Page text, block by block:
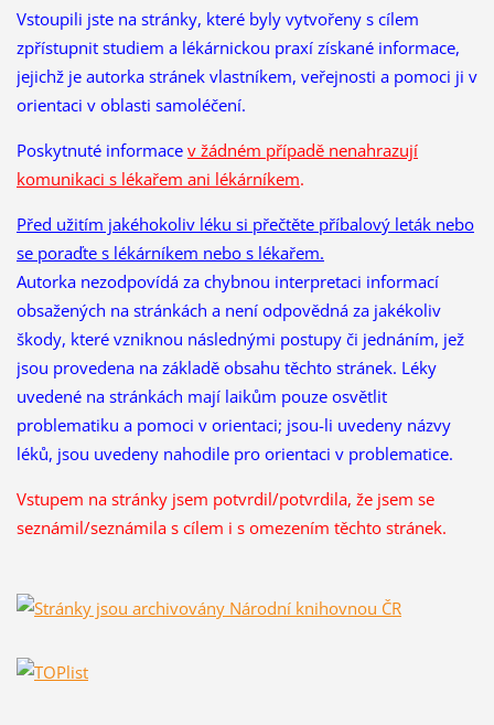
Vstoupili jste na stránky, které byly vytvořeny s cílem
zpřístupnit studiem a lékárnickou praxí získané informace,
jejichž je autorka stránek vlastníkem, veřejnosti a pomoci ji v
orientaci v oblasti samoléčení.
Poskytnuté informace v žádném případě nenahrazují
komunikaci s lékařem ani lékárníkem.
Před užitím jakéhokoliv léku si přečtěte příbalový leták nebo
se poraďte s lékárníkem nebo s lékařem.
Autorka nezodpovídá za chybnou interpretaci informací
obsažených na stránkách a není odpovědná za jakékoliv
škody, které vzniknou následnými postupy či jednáním, jež
jsou provedena na základě obsahu těchto stránek. Léky
uvedené na stránkách mají laikům pouze osvětlit
problematiku a pomoci v orientaci; jsou-li uvedeny názvy
léků, jsou uvedeny nahodile pro orientaci v problematice.
Vstupem na stránky jsem potvrdil/potvrdila, že jsem se
seznámil/seznámila s cílem i s omezením těchto stránek.